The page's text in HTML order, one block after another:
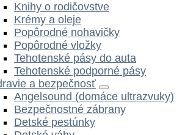
Knihy o rodičovstve
Krémy a oleje
Popôrodné nohavičky
Popôrodné vložky
Tehotenské pásy do auta
Tehotenské podporné pásy
a bezpečnosť
Angelsound (domáce ultrazvuky)
Bezpečnostné zábrany
Detské pestúnky